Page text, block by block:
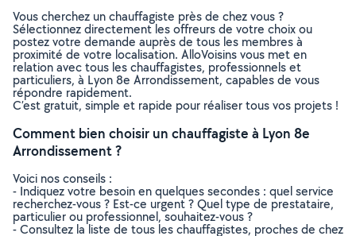
Vous cherchez un chauffagiste près de chez vous ?
Sélectionnez directement les offreurs de votre choix ou
postez votre demande auprès de tous les membres à
proximité de votre localisation. AlloVoisins vous met en
relation avec tous les chauffagistes, professionnels et
particuliers, à Lyon 8e Arrondissement, capables de vous
répondre rapidement.
C’est gratuit, simple et rapide pour réaliser tous vos projets !
Comment bien choisir un chauffagiste à Lyon 8e
Arrondissement ?
Voici nos conseils :
- Indiquez votre besoin en quelques secondes : quel service
recherchez-vous ? Est-ce urgent ? Quel type de prestataire,
particulier ou professionnel, souhaitez-vous ?
- Consultez la liste de tous les chauffagistes, proches de chez